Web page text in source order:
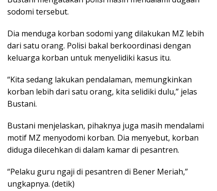
sodomi tersebut.
Dia menduga korban sodomi yang dilakukan MZ lebih
dari satu orang. Polisi bakal berkoordinasi dengan
keluarga korban untuk menyelidiki kasus itu.
“Kita sedang lakukan pendalaman, memungkinkan
korban lebih dari satu orang, kita selidiki dulu,” jelas
Bustani.
Bustani menjelaskan, pihaknya juga masih mendalami
motif MZ menyodomi korban. Dia menyebut, korban
diduga dilecehkan di dalam kamar di pesantren.
“Pelaku guru ngaji di pesantren di Bener Meriah,”
ungkapnya. (detik)